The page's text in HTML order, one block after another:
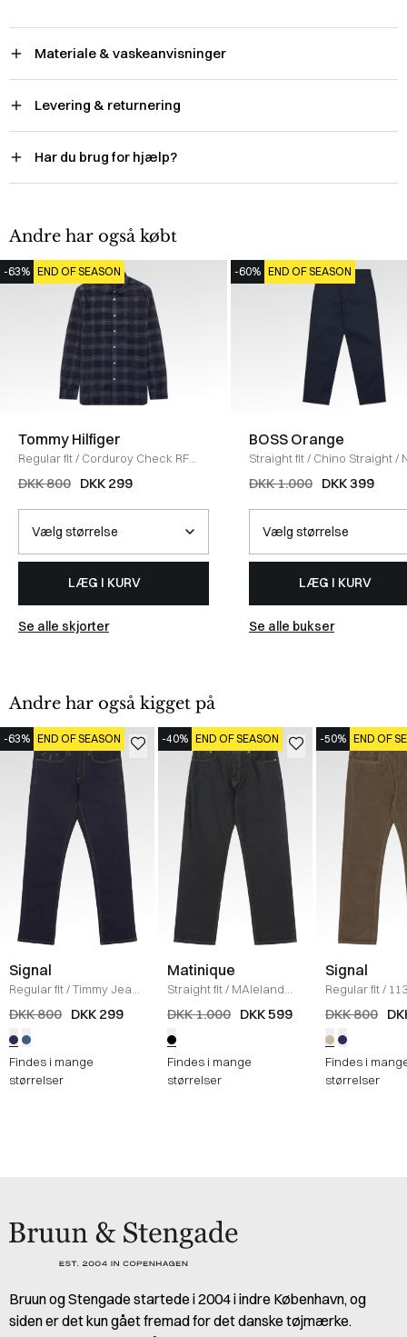
Materiale & vaskeanvisninger
Levering & returnering
Har du brug for hjælp?
Andre har også købt
-63% END OF SEASON
Tommy Hilfiger
Regular fit/ Corduroy Check RF
Skjorte/ NAVY
DKK 800 DKK 299
LÆG I KURV
Se alle skjorter
-60% END OF SEASON
BOSS Orange
Straight fit/ Chino Straight/
DKK 1.000 DKK 399
LÆG I KURV
Se alle bukser
Andre har også kigget på
-63% END OF SEASON
Signal
Regular fit/Timmy Jeans
/NAVY
DKK 800 DKK 299
Findes i mange
størrelser
-40% END OF SEASON
Matinique
Straight fit/ MAleland
Jeans
DARK CLEAN
DKK 1.000 DKK 599
Findes i mange
størrelser
-50% END OF
Signal
Regular fit/
/KHAKI
DKK 800
Findes i
størrelser
Bruun og Stengade startede i 2004 i indre København, og
siden er det kun gået fremad for det danske tøjmærke.